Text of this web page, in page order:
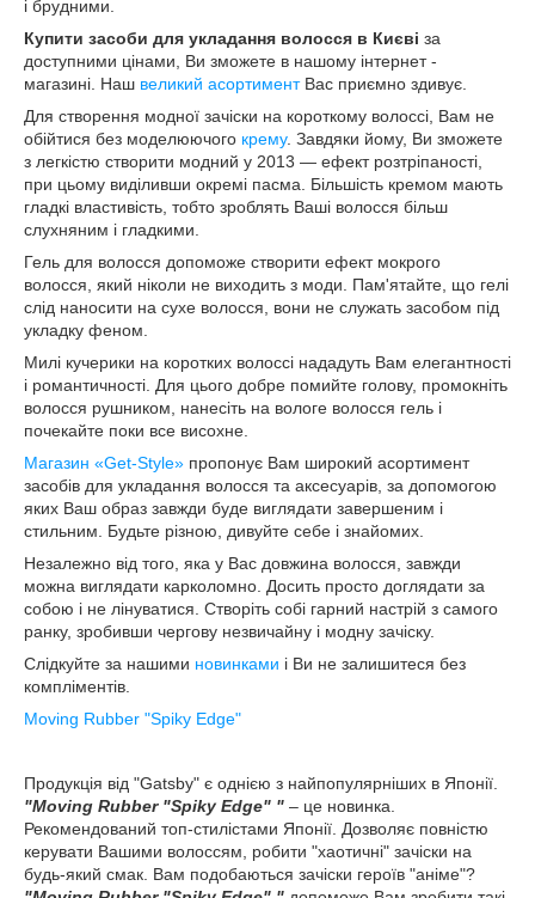
і брудними.
Купити засоби для укладання волосся в Києві за
доступними цінами, Ви зможете в нашому інтернет -
магазині. Наш великий асортиментВас приємно здивує.
Для створення модної зачіски на короткому волоссі, Вам не
обійтися без моделюючого крему. Завдяки йому, Ви зможете
з легкістю створити модний у 2013 — ефект розтріпаності,
при цьому виділивши окремі пасма. Більшість кремом мають
гладкі властивість, тобто зроблять Ваші волосся більш
слухняним і гладкими.
Гель для волосся допоможе створити ефект мокрого
волосся, який ніколи не виходить з моди. Пам'ятайте, що гелі
слід наносити на сухе волосся, вони не служать засобом під
укладку феном.
Милі кучерики на коротких волоссі нададуть Вам елегантності
і романтичності. Для цього добре помийте голову, промокніть
волосся рушником, нанесіть на вологе волосся гель і
почекайте поки все висохне.
Магазин «Get-Style» пропонує Вам широкий асортимент
засобів для укладання волосся та аксесуарів, за допомогою
яких Ваш образ завжди буде виглядати завершеним і
стильним. Будьте різною, дивуйте себе і знайомих.
Незалежно від того, яка у Вас довжина волосся, завжди
можна виглядати карколомно. Досить просто доглядати за
собою і не лінуватися. Створіть собі гарний настрій з самого
ранку, зробивши чергову незвичайну і модну зачіску.
Слідкуйте за нашими новинками і Ви не залишитеся без
компліментів.
Moving Rubber "Spiky Edge"
Продукція від "Gatsby" є однією з найпопулярніших в Японії.
"Moving Rubber "Spiky Edge" " – це новинка.
Рекомендований топ-стилістами Японії. Дозволяє повністю
керувати Вашими волоссям, робити "хаотичні" зачіски на
будь-який смак. Вам подобаються зачіски героїв "аніме"?